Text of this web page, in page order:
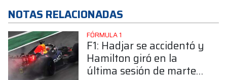
NOTAS RELACIONADAS
FÓRMULA 1
F1: Hadjar se accidentó y
Hamilton giró en la
última sesión de martes